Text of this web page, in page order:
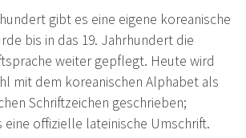
gibt es eine eigene koreanische
bis in das 19. Jahrhundert die
weiter gepflegt. Heute wird
mit dem koreanischen Alphabet als
Schriftzeichen geschrieben;
eine offizielle lateinische Umschrift.